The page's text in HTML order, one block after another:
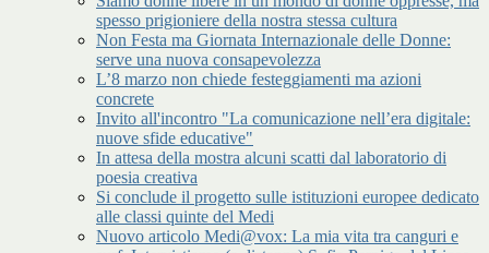
spesso prigioniere della nostra stessa cultura
Non Festa ma Giornata Internazionale delle Donne:
serve una nuova consapevolezza
L’8 marzo non chiede festeggiamenti ma azioni
concrete
Invito all'incontro "La comunicazione nell’era digitale:
nuove sfide educative"
In attesa della mostra alcuni scatti dal laboratorio di
poesia creativa
Si conclude il progetto sulle istituzioni europee dedicato
alle classi quinte del Medi
Nuovo articolo Medi@vox: La mia vita tra canguri e